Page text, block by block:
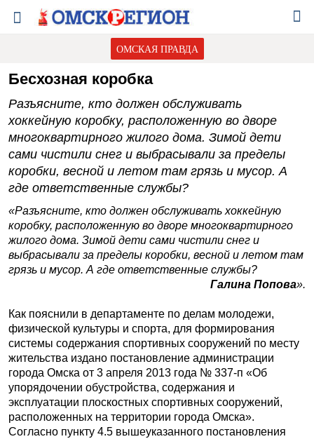
ОМСКАЯ ПРАВДА
Бесхозная коробка
Разъясните, кто должен обслуживать
хоккейную коробку, расположенную во дворе
многоквартирного жилого дома. Зимой дети
сами чистили снег и выбрасывали за пределы
коробки, весной и летом там грязь и мусор. А
где ответственные службы?
«Разъясните, кто должен обслуживать хоккейную
коробку, расположенную во дворе многоквартирного
жилого дома. Зимой дети сами чистили снег и
выбрасывали за пределы коробки, весной и летом там
грязь и мусор. А где ответственные службы?
Галина Попова».
Как пояснили в департаменте по делам молодежи,
физической культуры и спорта, для формирования
системы содержания спортивных сооружений по месту
жительства издано постановление администрации
города Омска от 3 апреля 2013 года № 337-п «Об
упорядочении обустройства, содержания и
эксплуатации плоскостных спортивных сооружений,
расположенных на территории города Омска».
Согласно пункту 4.5 вышеуказанного постановления